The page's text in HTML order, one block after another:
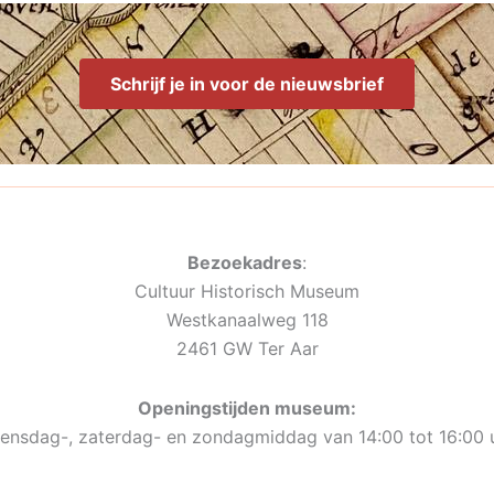
Schrijf je in voor de nieuwsbrief
Bezoekadres:
Cultuur Historisch Museum
Westkanaalweg 118
2461 GW Ter Aar
Openingstijden museum:
, zaterdag- en zondagmiddag van 14:00 tot 16:00